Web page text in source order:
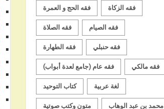
فقه الحج و العمرة فقه الزكاة
فقه الصلاة فقه الصيام
فقه الطهارة فقه حنبلي
فقه عام (جامع لعدة أبواب) فقه مالكي
كتاب التوحيد لغة عربية
متون وكتب صوتية محمد بن عبد الوهاب